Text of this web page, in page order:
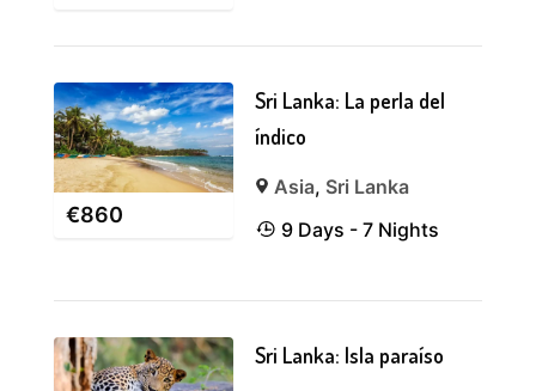
€860
Sri Lanka: La perla del
índico
Asia, Sri Lanka
9 Days - 7 Nights
Sri Lanka: Isla paraíso